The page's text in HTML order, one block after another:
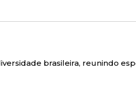
brasileira, reunindo